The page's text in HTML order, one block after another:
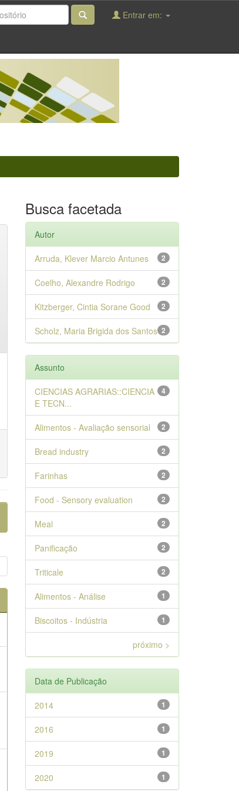
Entrar em:
Busca facetada
Autor
2
Arruda, Klever Marcio Antunes
2
Coelho, Alexandre Rodrigo
2
Kitzberger, Cintia Sorane Good
2
Scholz, Maria Brigida dos Santos
Assunto
4
CIENCIAS AGRARIAS::CIENCIA
E TECN...
2
Alimentos - Avaliação sensorial
2
Bread industry
2
Farinhas
2
Food - Sensory evaluation
2
Meal
2
Panificação
2
Triticale
1
Alimentos - Análise
1
Biscoitos - Indústria
próximo >
Data de Publicação
1
2014
1
2016
1
2019
1
2020